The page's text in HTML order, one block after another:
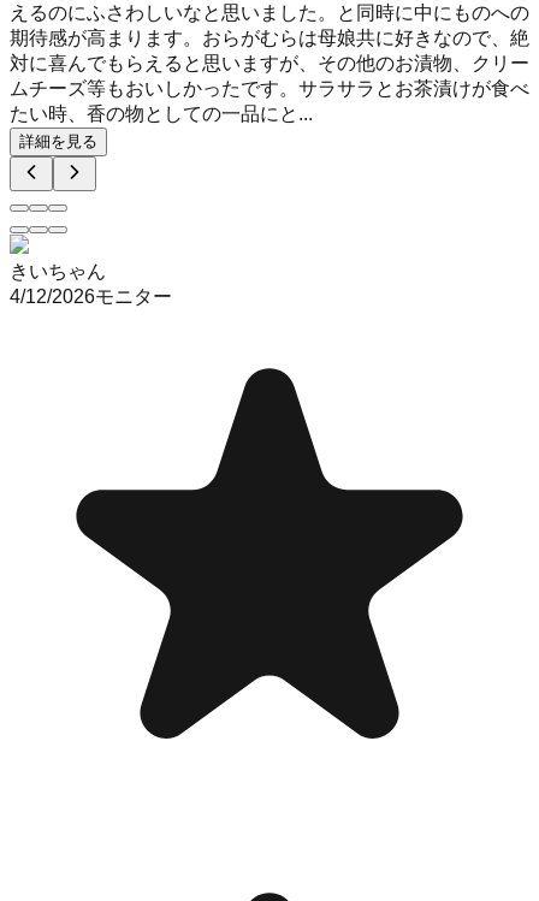
えるのにふさわしいなと思いました。と同時に中にものへの
期待感が高まります。おらがむらは母娘共に好きなので、絶
対に喜んでもらえると思いますが、その他のお漬物、クリー
ムチーズ等もおいしかったです。サラサラとお茶漬けが食べ
たい時、香の物としての一品にと...
詳細を見る
きいちゃん
4/12/2026モニター